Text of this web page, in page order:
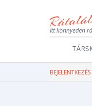
Itt könnyedén
BEJELENTKEZÉS